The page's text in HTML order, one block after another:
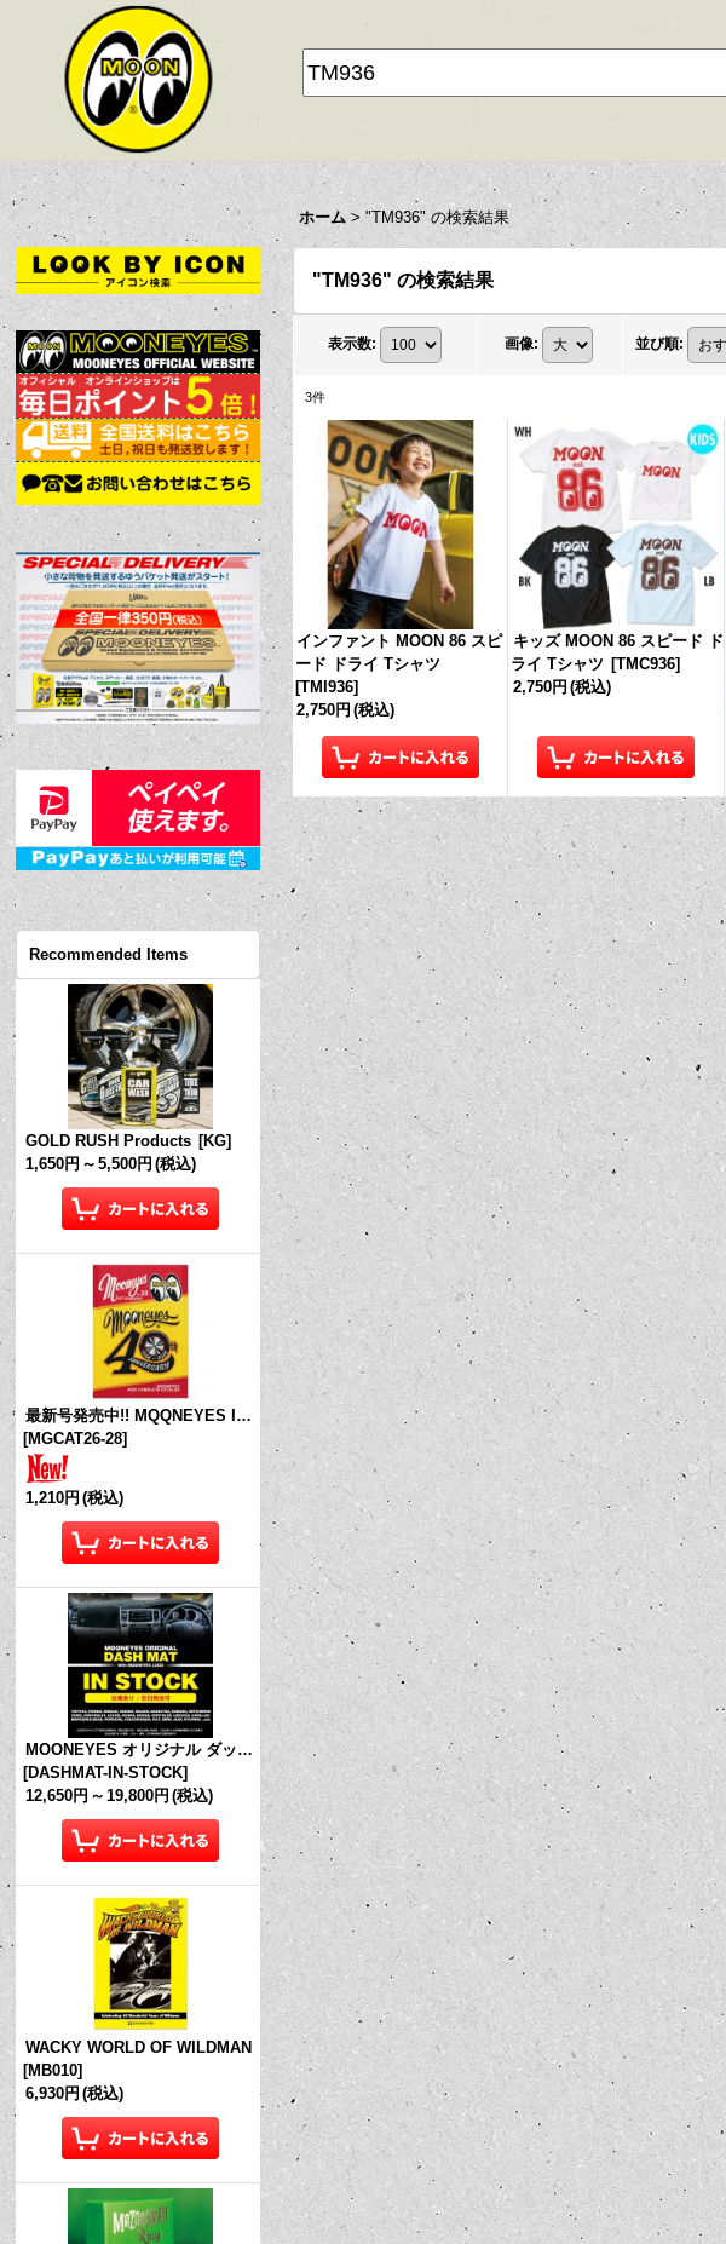
ホーム > "TM936"の検索結果
Recommended Items
GOLD RUSH Products [KG]
1,650円 ～ 5,500円 (税込)
最新号発売中!! MQQNEYES International Magazine No.28 2026
[MGCAT26-28]
1,210円 (税込)
MOONEYES オリジナル ダッシュマット (in Stock!)
[DASHMAT-IN-STOCK]
12,650円 ～ 19,800円 (税込)
WACKY WORLD OF WILDMAN
[MB010]
6,930円 (税込)
"TM936" の検索結果
表示数: 画像: 並び順:
3件
インファント MOON 86 スピ
ード ドライ Tシャツ
[TMI936]
2,750円 (税込)
キッズ MOON 86 スピード ド
ライ Tシャツ [TMC936]
2,750円 (税込)